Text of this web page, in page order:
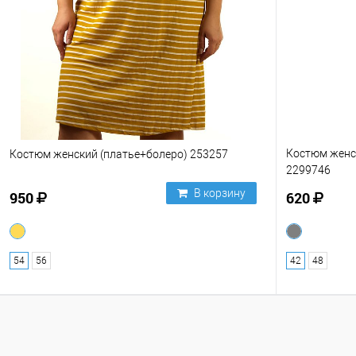
Костюм женский (платье+болеро) 253257
950 В корзину
54 56
Костюм
2299746
620
42 48